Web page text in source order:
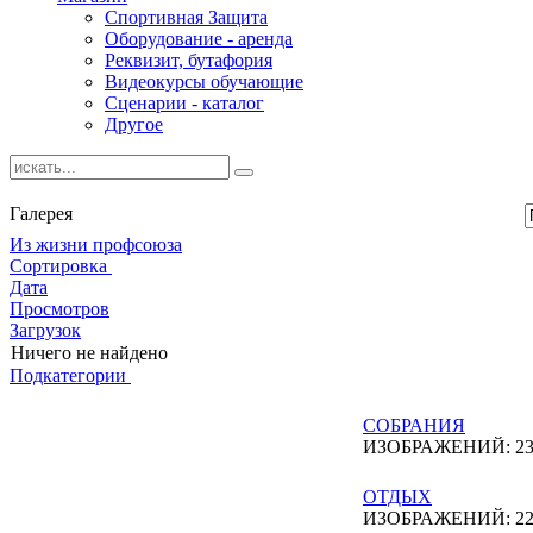
Спортивная Защита
Оборудование - аренда
Реквизит, бутафория
Видеокурсы обучающие
Сценарии - каталог
Другое
Галерея
Из жизни профсоюза
Сортировка
Дата
Просмотров
Загрузок
Ничего не найдено
Подкатегории
СОБРАНИЯ
ИЗОБРАЖЕНИЙ: 23
ОТДЫХ
ИЗОБРАЖЕНИЙ: 22